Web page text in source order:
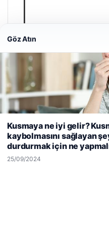
Enes Kaplan Avukatlık
deneyiminizi kişiselleştirmek
kullanıyoruz.Çerez Politikamız
Kabul Et
Göz Atın
Kusmaya ne iyi gelir?
kaybolmasını sağlayan
durdurmak için ne
25/09/2024